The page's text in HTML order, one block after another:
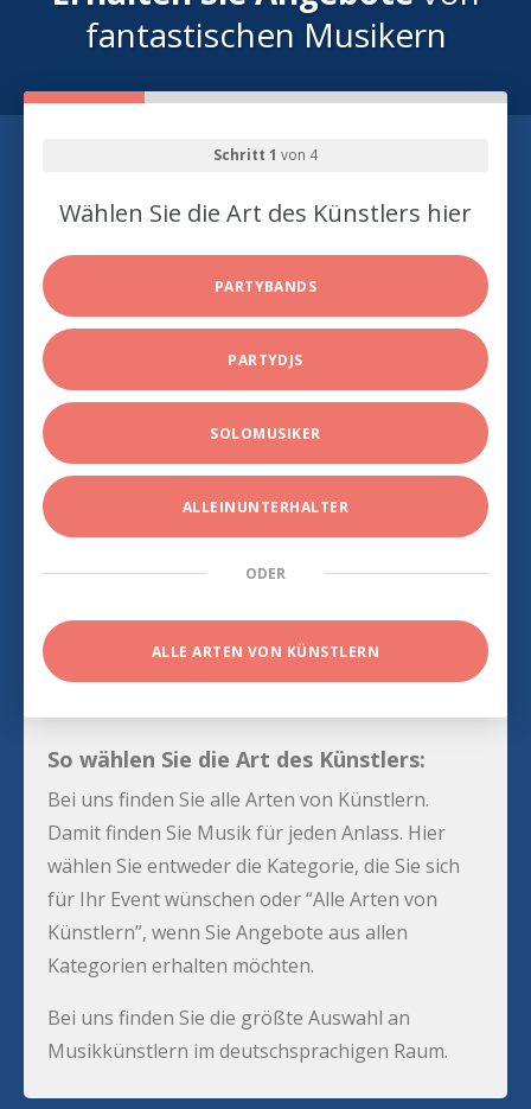
fantastischen Musikern
Schritt 1 von 4
Wählen Sie die Art des Künstlers hier
PARTYBANDS
PARTYDJS
SOLOMUSIKER
ALLEINUNTERHALTER
ODER
ALLE ARTEN VON KÜNSTLERN
So wählen Sie die Art des Künstlers:
Bei uns finden Sie alle Arten von Künstlern.
Damit finden Sie Musik für jeden Anlass. Hier
wählen Sie entweder die Kategorie, die Sie sich
für Ihr Event wünschen oder “Alle Arten von
Künstlern”, wenn Sie Angebote aus allen
Kategorien erhalten möchten.
Bei uns finden Sie die größte Auswahl an
Musikkünstlern im deutschsprachigen Raum.